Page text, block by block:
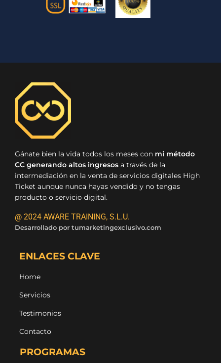
Gánate bien la vida todos los meses con mi método
CC generando altos ingresos a través de la
intermediación en la venta de servicios digitales High
Ticket aunque nunca hayas vendido y no tengas
producto o servicio digital.
@ 2024 AWARE TRAINING, S.L.U.
Desarrollado por tumarketingexclusivo.com
ENLACES CLAVE
Home
Servicios
Testimonios
Contacto
PROGRAMAS